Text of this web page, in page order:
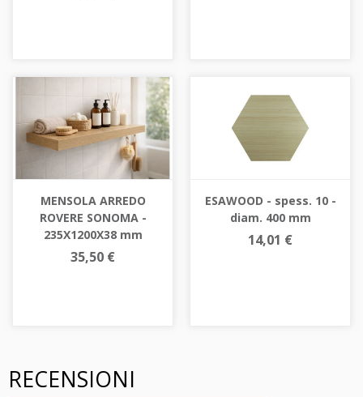
MENSOLA ARREDO
ROVERE SONOMA -
235X1200X38 mm
35,50 €
ESAWOOD - spess. 10 -
diam. 400 mm
14,01 €
RECENSIONI